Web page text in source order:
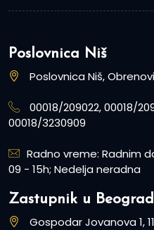
Poslovnica Niš
Poslovnica Niš,
00018/209022, 00018/
00018/3230909
Radno vreme: Radnim
09 - 15h; Nedelja neradna
Zastupnik u
Gospodar Jovanova 1,